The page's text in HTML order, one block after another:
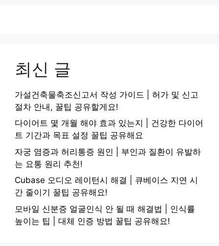
최신 글
가설건축물축조신고서 작성 가이드 | 허가 및 신고
절차 안내, 꿀팁 공유할게요!
다이어트 몇 개월 해야 효과 있는지 | 건강한 다이어
트 기간과 목표 설정 꿀팁 공유해요
자궁 염증과 허리통증 원인 | 부인과 질환이 유발하
는 요통 원리 추천!
Cubase 오디오 레이턴시 해결 | 큐베이스 지연 시
간 줄이기 꿀팁 공유해요!
모바일 신분증 얼굴인식 안 될 때 해결법 | 인식률
높이는 팁 | 대체 인증 방법 꿀팁 공유해요!